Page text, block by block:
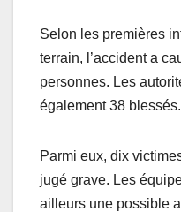
Selon les premières
terrain, l’accident a
personnes. Les
également 38 blessés.
Parmi eux, dix
jugé grave. Les
ailleurs une possible